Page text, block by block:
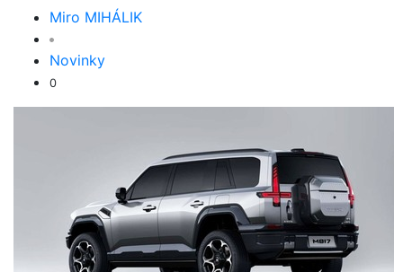
Miro MIHÁLIK
Novinky
0